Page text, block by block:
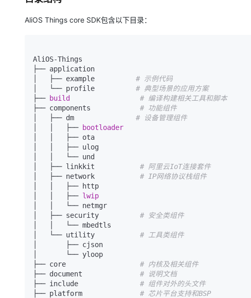
AliOS Things core SDK包含以下目录：
AliOS-Things
├── application
│   ├── example # 示例代码
│   └── profile # 典型场景的应用方案
├── build
# 编译构建相关工具和脚本
├── components # 功能组件
│   ├── dm # 设备管理组件
│   │   ├──
│   │   ├── ota
│   │   ├── ulog
│   │   └── und
│   ├── linkkit # 阿里云IoT连接套件
│   ├── network # IP网络协议栈组件
│   │   ├── http
│   │   ├──
│   │   └── netmgr
│   ├── security # 安全类组件
│   │   └── mbedtls
│   └── utility # 工具类组件
│       ├── cjson
│       └── yloop
├── core # 内核及相关组件
├── document # 说明文档
├── include # 组件对外的头文件
├── platform # 芯片平台支持和BSP